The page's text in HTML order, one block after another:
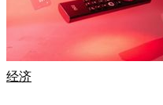
经济